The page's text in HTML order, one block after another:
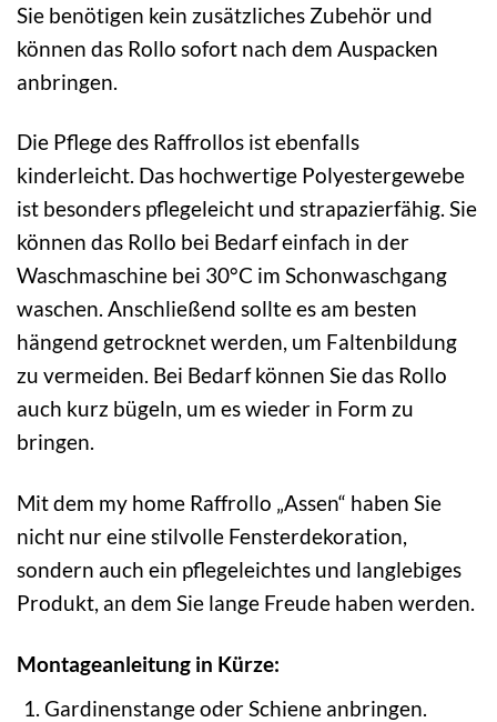
Sie benötigen kein zusätzliches Zubehör und
können das Rollo sofort nach dem Auspacken
anbringen.
Die Pflege des Raffrollos ist ebenfalls
kinderleicht. Das hochwertige Polyestergewebe
ist besonders pflegeleicht und strapazierfähig. Sie
können das Rollo bei Bedarf einfach in der
Waschmaschine bei 30°C im Schonwaschgang
waschen. Anschließend sollte es am besten
hängend getrocknet werden, um Faltenbildung
zu vermeiden. Bei Bedarf können Sie das Rollo
auch kurz bügeln, um es wieder in Form zu
bringen.
Mit dem my home Raffrollo „Assen“ haben Sie
nicht nur eine stilvolle Fensterdekoration,
sondern auch ein pflegeleichtes und langlebiges
Produkt, an dem Sie lange Freude haben werden.
Montageanleitung in Kürze:
Gardinenstange oder Schiene anbringen.